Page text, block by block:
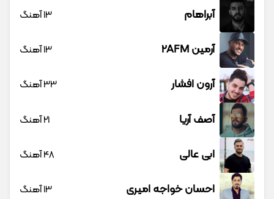
آبراهام 13 آهنگ
آرمین 2AFM 13 آهنگ
آرون افشار 33 آهنگ
آصف آریا 21 آهنگ
ابی عالی 48 آهنگ
احسان خواجه امیری 13 آهنگ